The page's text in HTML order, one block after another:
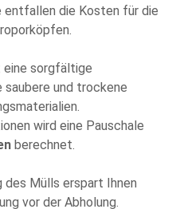
entfallen die Kosten für die
eine sorgfältige
saubere und trockene
wird eine Pauschale
berechnet.
Mülls erspart Ihnen
vor der Abholung.